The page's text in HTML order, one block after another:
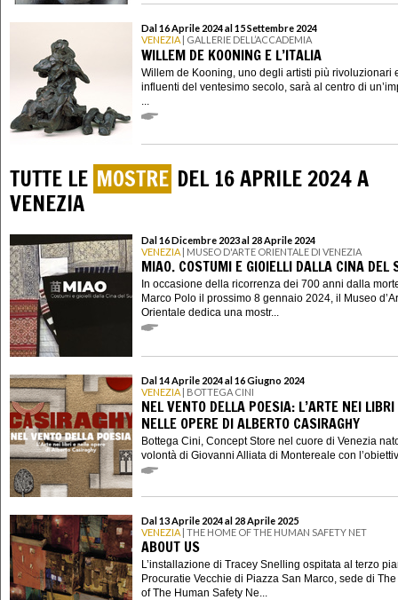
Dal 16 Aprile 2024 al 15 Settembre 2024
VENEZIA | GALLERIE DELL’ACCADEMIA
WILLEM DE KOONING E L’ITALIA
Willem de Kooning, uno degli artisti più rivoluzionari
influenti del ventesimo secolo, sarà al centro di
TUTTE LE MOSTRE DEL 16 APRILE 2024 A
VENEZIA
Dal 16 Dicembre 2023 al 28 Aprile 2024
VENEZIA | MUSEO D'ARTE ORIENTALE DI VENEZIA
MIAO. COSTUMI E GIOIELLI DALLA CINA DEL
In occasione della ricorrenza dei 700 anni dalla
Marco Polo il prossimo 8 gennaio 2024, il Museo
Orientale dedica una mostr...
Dal 14 Aprile 2024 al 16 Giugno 2024
VENEZIA | BOTTEGA CINI
NEL VENTO DELLA POESIA: L’ARTE NEI LIBRI
NELLE OPERE DI ALBERTO CASIRAGHY
Bottega Cini, Concept Store nel cuore di Venezia
volontà di Giovanni Alliata di Montereale con
Dal 13 Aprile 2024 al 28 Aprile 2025
VENEZIA | THE HOME OF THE HUMAN SAFETY NET
ABOUT US
L’installazione di Tracey Snelling ospitata al terzo
Procuratie Vecchie di Piazza San Marco, sede di
of The Human Safety Ne...